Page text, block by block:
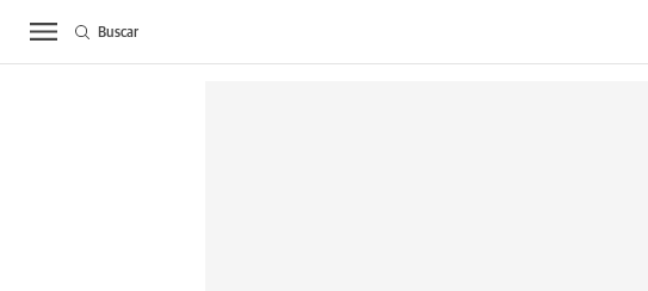
ACTUALIDAD BIERZO
Buscar